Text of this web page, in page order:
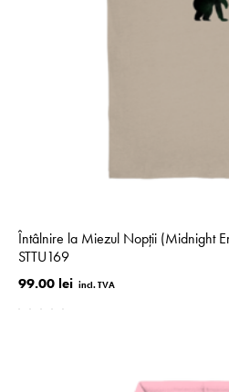
Întâlnire la Miezul Nopții (Midnight
STTU169
99.00 lei